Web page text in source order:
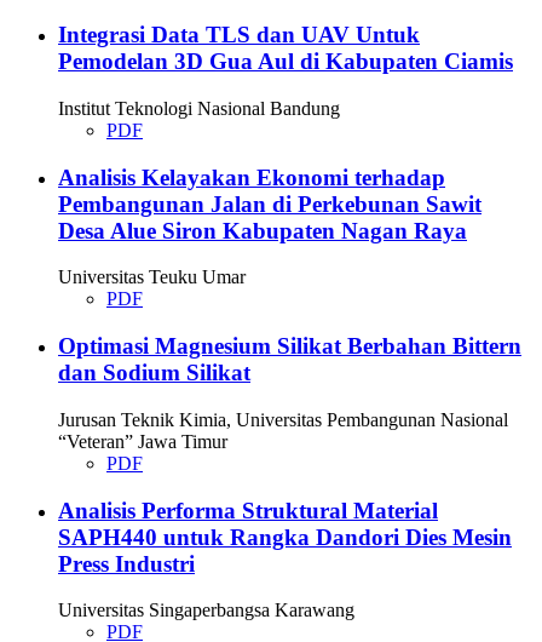
Integrasi Data TLS dan UAV Untuk
Pemodelan 3D Gua Aul di Kabupaten Ciamis
Institut Teknologi Nasional Bandung
PDF
Analisis Kelayakan Ekonomi terhadap
Pembangunan Jalan di Perkebunan Sawit
Desa Alue Siron Kabupaten Nagan Raya
Universitas Teuku Umar
PDF
Optimasi Magnesium Silikat Berbahan Bittern
dan Sodium Silikat
Jurusan Teknik Kimia, Universitas Pembangunan Nasional
“Veteran” Jawa Timur
PDF
Analisis Performa Struktural Material
SAPH440 untuk Rangka Dandori Dies Mesin
Press Industri
Universitas Singaperbangsa Karawang
PDF